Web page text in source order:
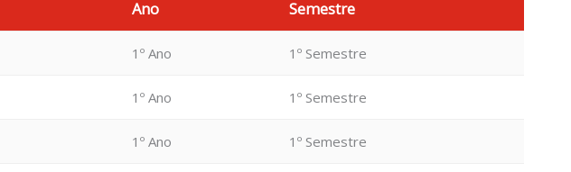
Ano Semestre
1º Ano 1º Semestre
1º Ano 1º Semestre
1º Ano 1º Semestre